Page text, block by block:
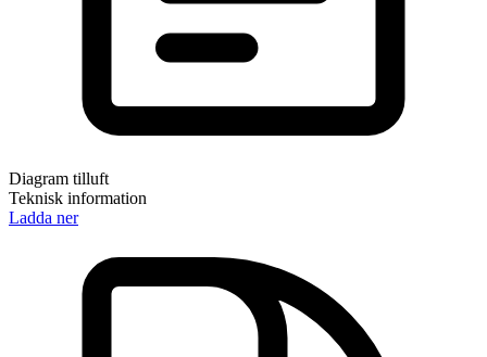
Diagram tilluft
Teknisk information
Ladda ner